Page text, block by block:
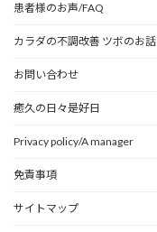
患者様のお声/FAQ
カラダの不調改善 ツボのお話
お問い合わせ
癒久の日々是好日
Privacy policy/A manager
免責事項
サイトマップ